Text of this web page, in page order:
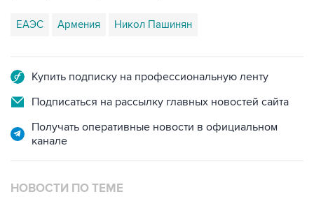
ЕАЭС Армения Никол Пашинян
Купить подписку на профессиональную ленту
Подписаться на рассылку главных новостей сайта
Получать оперативные новости в официальном
канале
НОВОСТИ ПО ТЕМЕ